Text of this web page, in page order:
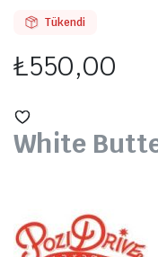
Tükendi
₺550,00
White